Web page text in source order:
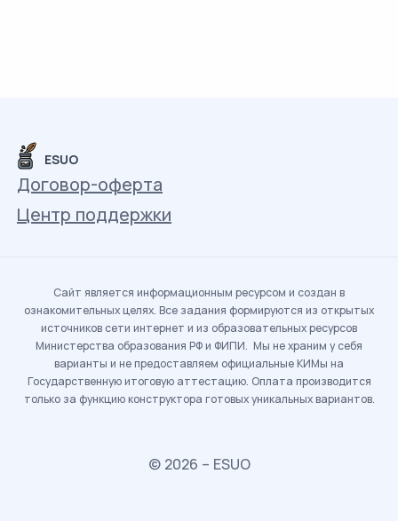
ESUO
Договор-оферта
Центр поддержки
Сайт является информационным ресурсом и создан в
ознакомительных целях. Все задания формируются из открытых
источников сети интернет и из образовательных ресурсов
Министерства образования РФ и ФИПИ. Мы не храним у себя
варианты и не предоставляем официальные КИМы на
Государственную итоговую аттестацию. Оплата производится
только за функцию конструктора готовых уникальных вариантов.
© 2026 – ESUO